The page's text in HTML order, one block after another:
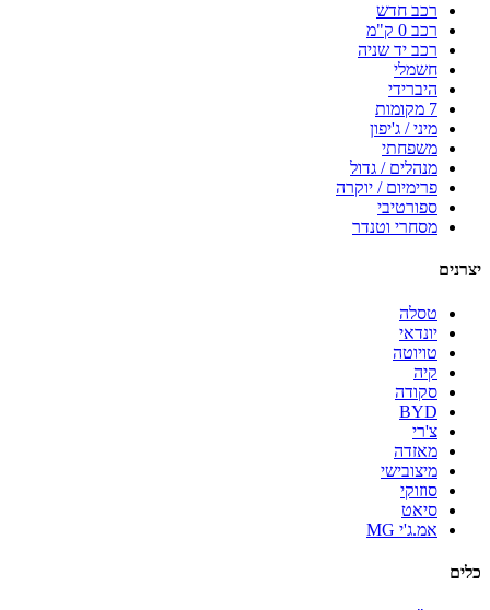
רכב חדש
רכב 0 ק"מ
רכב יד שניה
חשמלי
היברידי
7 מקומות
מיני / ג'יפון
משפחתי
מנהלים / גדול
פרימיום / יוקרה
ספורטיבי
מסחרי וטנדר
יצרנים
טסלה
יונדאי
טויוטה
קיה
סקודה
BYD
צ'רי
מאזדה
מיצובישי
סוזוקי
סיאט
אמ.ג'י MG
כלים